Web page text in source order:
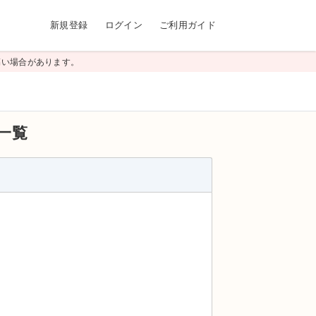
新規登録 ログイン ご利用ガイド
場合があります。
覧